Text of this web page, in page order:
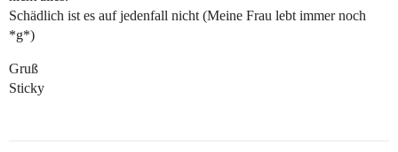
Schädlich ist es auf jedenfall nicht (Meine Frau lebt immer noch
*g*)
Gruß
Sticky